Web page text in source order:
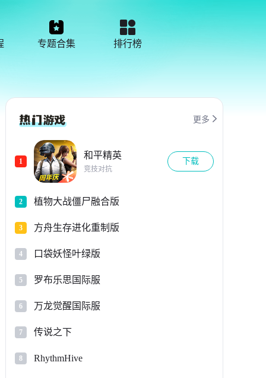
专题合集 排行榜
更多 
1
和平精英
竞技对抗
下载
2 植物大战僵尸融合版
3 方舟生存进化重制版
4 口袋妖怪叶绿版
5 罗布乐思国际服
6 万龙觉醒国际服
7 传说之下
8 RhythmHive